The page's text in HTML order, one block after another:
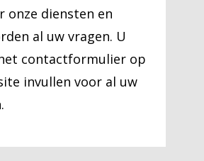
onze diensten en
al uw vragen. U
contactformulier op
invullen voor al uw